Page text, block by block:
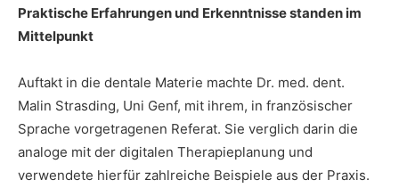
Praktische Erfahrungen und Erkenntnisse standen im
Mittelpunkt
Auftakt in die dentale Materie machte Dr. med. dent.
Malin Strasding, Uni Genf, mit ihrem, in französischer
Sprache vorgetragenen Referat. Sie verglich darin die
analoge mit der digitalen Therapieplanung und
verwendete hierfür zahlreiche Beispiele aus der Praxis.